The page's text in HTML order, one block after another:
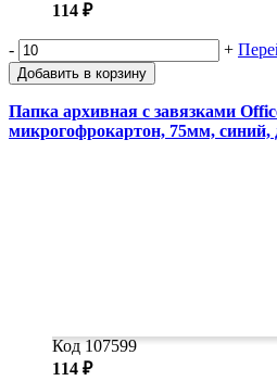
114 ₽
- +
Добавить в корзину
Папка архивная с завязками
микрогофрокартон, 75мм, синий,
Код 107599
114 ₽